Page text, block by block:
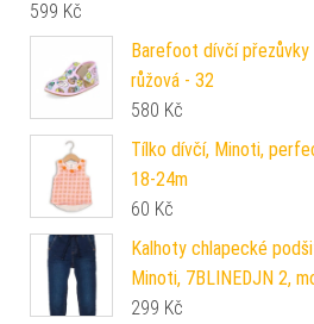
599 Kč
Barefoot dívčí
růžová - 32
580 Kč
Tílko dívčí, Minoti,
18-24m
60 Kč
Kalhoty chlapecké
Minoti, 7BLINEDJN 2,
299 Kč